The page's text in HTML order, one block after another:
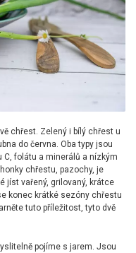
chřest. Zelený i bílý chřest u
do června. Oba typy jsou
folátu a minerálů a nízkým
chřestu, pazochy, je
jíst vařený, grilovaný, krátce
konec krátké sezóny chřestu
tuto příležitost, tyto dvě
pojíme s jarem. Jsou